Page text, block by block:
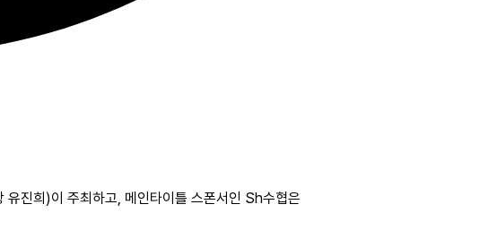
유진희)이 주최하고, 메인타이틀 스폰서인 Sh수협은